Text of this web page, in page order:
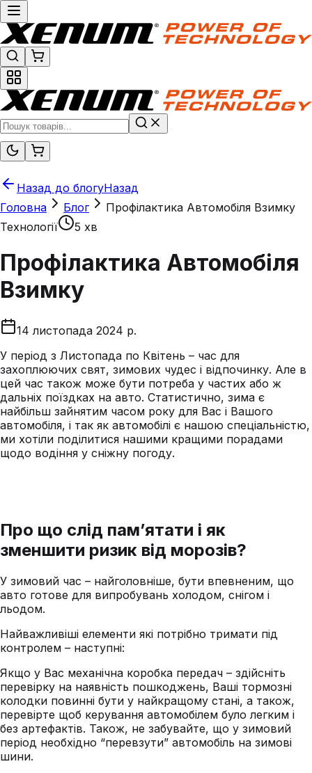
Назад до блогуНазад
Головна
Блог
Профілактика Автомобіля Взимку
Технології
5 хв
Профілактика Автомобіля
Взимку
14 листопада 2024 р.
У період з Листопада по Квітень – час для
захоплюючих свят, зимових чудес і відпочинку. Але в
цей час також може бути потреба у частих або ж
дальніх поїздках на авто. Статистично, зима є
найбільш зайнятим часом року для Вас і Вашого
автомобіля, і так як автомобілі є нашою спеціальністю,
ми хотіли поділитися нашими кращими порадами
щодо водіння у сніжну погоду.
Про що слід пам’ятати і як
зменшити ризик від морозів?
У зимовий час – найголовніше, бути впевненим, що
авто готове для випробувань холодом, снігом і
льодом.
Найважливіші елементи які потрібно тримати під
контролем – наступні:
Якщо у Вас механічна коробка передач – здійсніть
перевірку на наявність пошкоджень, Ваші тормозні
колодки повинні бути у найкращому стані, а також,
перевірте щоб керування автомобілем було легким і
без артефактів. Також, не забувайте, що у зимовий
період необхідно “перевзути” автомобіль на зимові
шини.